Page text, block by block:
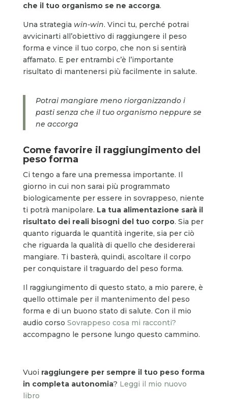
che il tuo organismo se ne accorga.
Una strategia win-win. Vinci tu, perché potrai
avvicinarti all’obiettivo di raggiungere il peso
forma e vince il tuo corpo, che non si sentirà
affamato. E per entrambi c’è l’importante
risultato di mantenersi più facilmente in salute.
Potrai mangiare meno riorganizzando i
pasti senza che il tuo organismo neppure se
ne accorga
Come favorire il raggiungimento del
peso forma
Ci tengo a fare una premessa importante. Il
giorno in cui non sarai più programmato
biologicamente per essere in sovrappeso, niente
ti potrà manipolare. La tua alimentazione sarà il
risultato dei reali bisogni del tuo corpo. Sia per
quanto riguarda le quantità ingerite, sia per ciò
che riguarda la qualità di quello che desidererai
mangiare. Ti basterà, quindi, ascoltare il corpo
per conquistare il traguardo del peso forma.
Il raggiungimento di questo stato, a mio parere, è
quello ottimale per il mantenimento del peso
forma e di un buono stato di salute. Con il mio
audio corso Sovrappeso cosa mi racconti?
accompagno le persone lungo questo cammino.
Vuoi raggiungere per sempre il tuo peso forma
in completa autonomia? Leggi il mio nuovo
libro